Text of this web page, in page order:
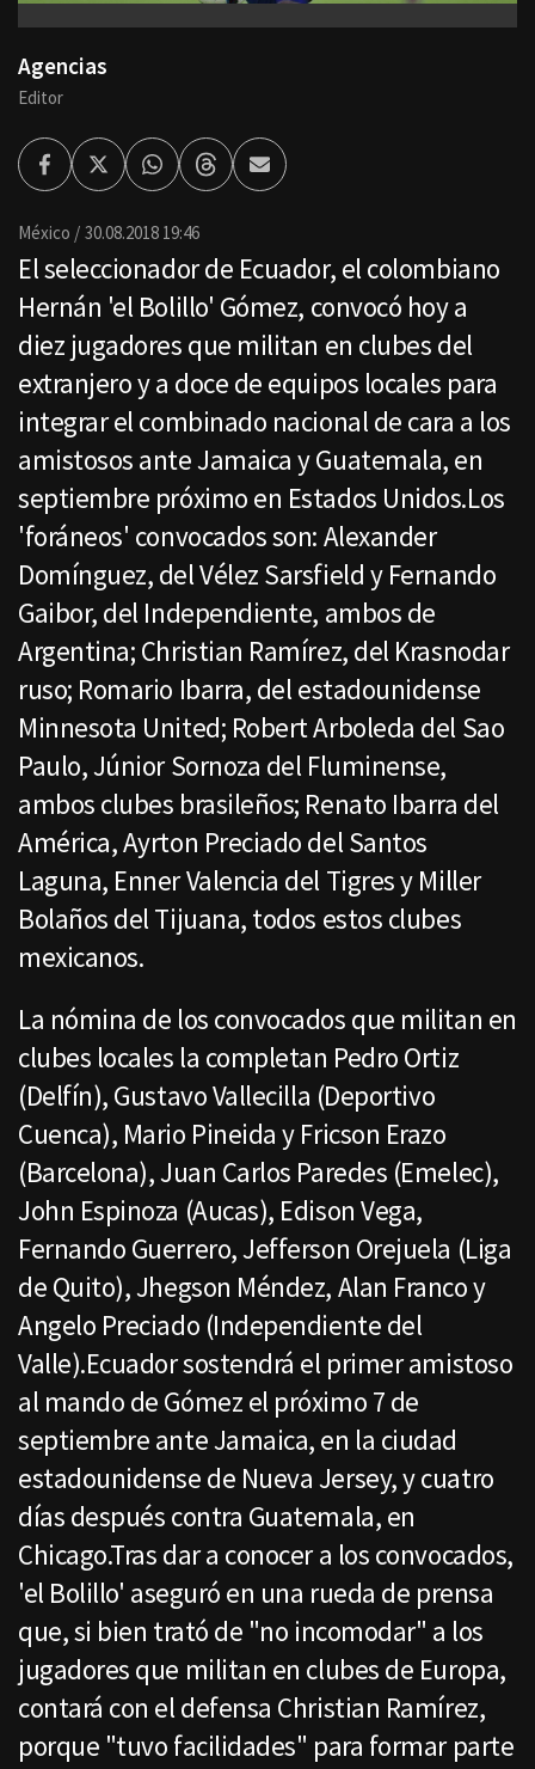
Agencias
Editor
FacebookTwitterWhatsappThreadsEnviar
por
México 30.08.2018 19:46
El seleccionador de Ecuador, el colombiano
Hernán 'el Bolillo' Gómez, convocó hoy a
diez jugadores que militan en clubes del
extranjero y a doce de equipos locales para
integrar el combinado nacional de cara a los
amistosos ante Jamaica y Guatemala, en
septiembre próximo en Estados Unidos.Los
'foráneos' convocados son: Alexander
Domínguez, del Vélez Sarsfield y Fernando
Gaibor, del Independiente, ambos de
Argentina; Christian Ramírez, del Krasnodar
ruso; Romario Ibarra, del estadounidense
Minnesota United; Robert Arboleda del Sao
Paulo, Júnior Sornoza del Fluminense,
ambos clubes brasileños; Renato Ibarra del
América, Ayrton Preciado del Santos
Laguna, Enner Valencia del Tigres y Miller
Bolaños del Tijuana, todos estos clubes
mexicanos.
La nómina de los convocados que militan en
clubes locales la completan Pedro Ortiz
(Delfín), Gustavo Vallecilla (Deportivo
Cuenca), Mario Pineida y Fricson Erazo
(Barcelona), Juan Carlos Paredes (Emelec),
John Espinoza (Aucas), Edison Vega,
Fernando Guerrero, Jefferson Orejuela (Liga
de Quito), Jhegson Méndez, Alan Franco y
Angelo Preciado (Independiente del
Valle).Ecuador sostendrá el primer amistoso
al mando de Gómez el próximo 7 de
septiembre ante Jamaica, en la ciudad
estadounidense de Nueva Jersey, y cuatro
días después contra Guatemala, en
Chicago.Tras dar a conocer a los convocados,
'el Bolillo' aseguró en una rueda de prensa
que, si bien trató de "no incomodar" a los
jugadores que militan en clubes de Europa,
contará con el defensa Christian Ramírez,
porque "tuvo facilidades" para formar parte